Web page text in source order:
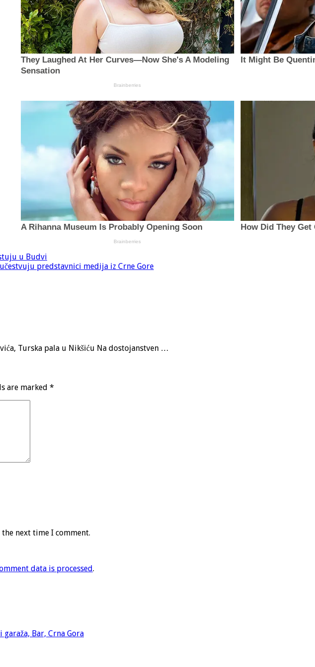
u Budvi
predstavnici medija iz Crne Gore
Turska pala u Nikšiću Na dostojanstven …
are marked *
next time I comment.
data is processed.